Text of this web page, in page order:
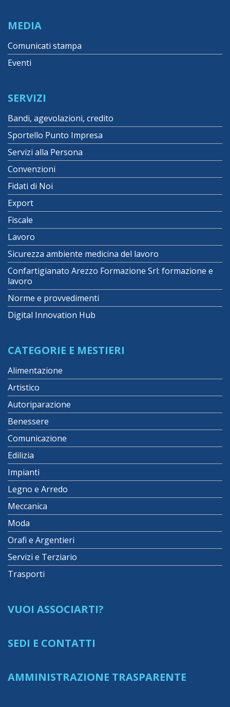
MEDIA
Comunicati stampa
Eventi
SERVIZI
Bandi, agevolazioni, credito
Sportello Punto Impresa
Servizi alla Persona
Convenzioni
Fidati di Noi
Export
Fiscale
Lavoro
Sicurezza ambiente medicina del lavoro
Confartigianato Arezzo Formazione Srl: formazione e
lavoro
Norme e provvedimenti
Digital Innovation Hub
CATEGORIE E MESTIERI
Alimentazione
Artistico
Autoriparazione
Benessere
Comunicazione
Edilizia
Impianti
Legno e Arredo
Meccanica
Moda
Orafi e Argentieri
Servizi e Terziario
Trasporti
VUOI ASSOCIARTI?
SEDI E CONTATTI
AMMINISTRAZIONE TRASPARENTE